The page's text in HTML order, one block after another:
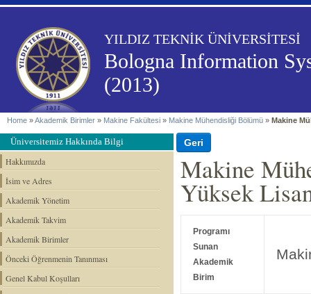
YILDIZ TEKNİK ÜNİVERSİTESİ
Bologna Information
(2013)
Home »Akademik Birimler » Makine Fakültesi » Makine Mühendisliği Bölümü » Makine
Üniversitemiz Hakkında Bilgi
Hakkımızda
İsim ve Adres
Akademik Yönetim
Akademik Takvim
Akademik Birimler
Önceki Öğrenmenin Tanınması
Genel Kabul Koşulları
Makine
Yüksek
Programı
Sunan
Akademik
Birim